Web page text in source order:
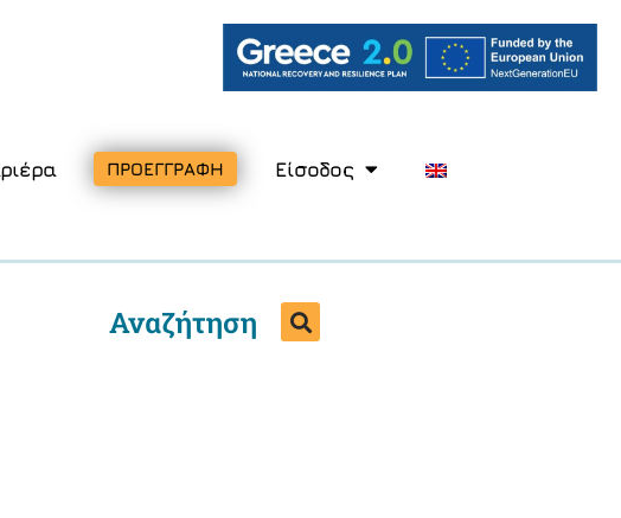
ΠΡΟΕΓΓΡΑΦΗ Είσοδος
Αναζήτηση